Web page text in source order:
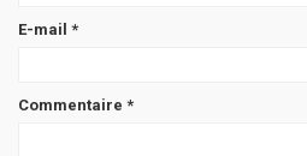
E-mail *
Commentaire *